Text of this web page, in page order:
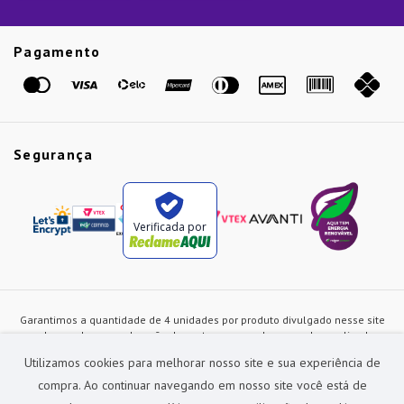
Utilizamos cookies para melhorar nosso site e sua experiência de
compra. Ao continuar navegando em nosso site você está de
Pagamento
Segurança
Verificada por
Garantimos a quantidade de 4 unidades por produto divulgado nesse site
ou de acordo com a duração dos estoques, sendo as vendas realizadas
alterados a qualquer instante sem prévia comunicação e são exclusivos
para a loja virtual, não restando nenhuma obrigação de prática similar nas
lojas físicas da rede Preçolandia. Todas as imagens dos produtos são